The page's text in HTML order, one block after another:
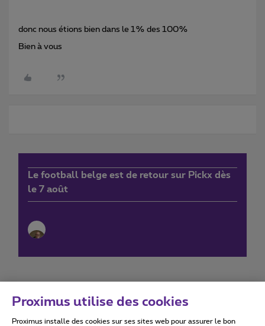
donc nous étions bien dans le 1% des 100%
Bien à vous
Le football belge est de retour sur Pickx dès
le 7 août
Proximus utilise des cookies
Proximus installe des cookies sur ses sites web pour assurer le bon